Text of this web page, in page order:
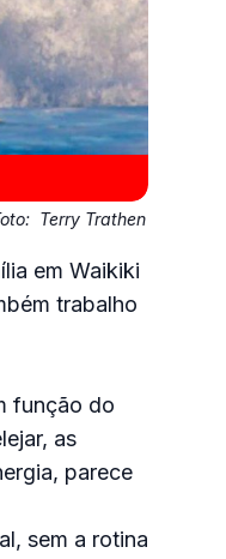
Terry Trathen
em Waikiki
trabalho
função do
as
parece
sem a rotina